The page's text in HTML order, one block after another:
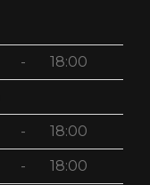
- 18:00
- 18:00
- 18:00